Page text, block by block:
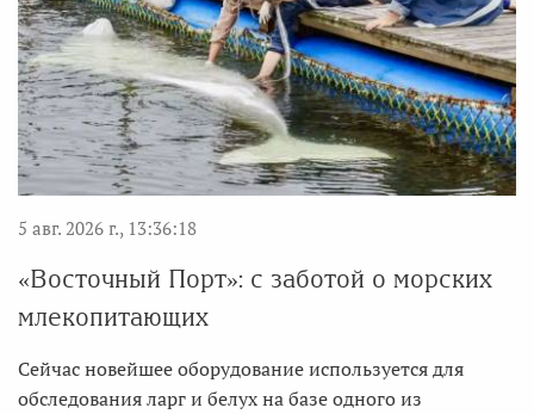
5 авг. 2026 г., 13:36:18
«Восточный Порт»: с заботой о морских
млекопитающих
Сейчас новейшее оборудование используется для
обследования ларг и белух на базе одного из